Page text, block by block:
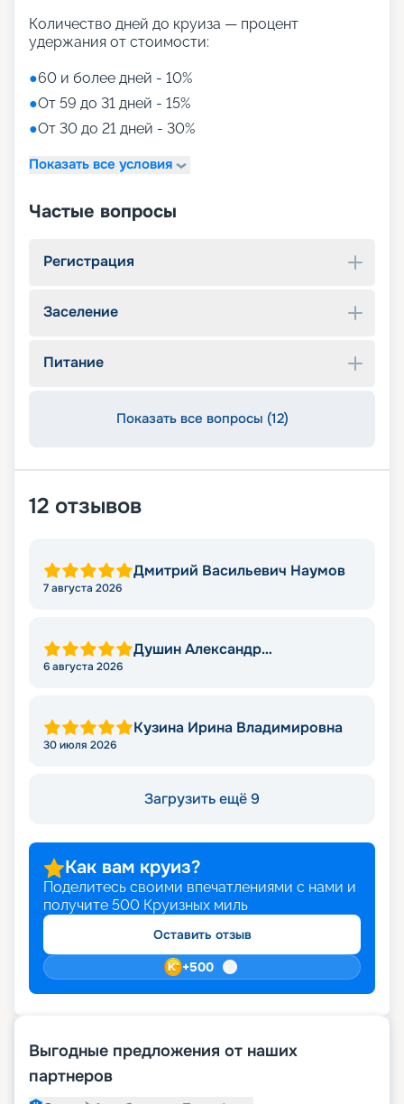
Количество дней до круиза — процент
удержания от стоимости:
●60 и более дней - 10%
●От 59 до 31 дней - 15%
●От 30 до 21 дней - 30%
Показать все условия
Частые вопросы
Регистрация
Заселение
Питание
Показать все вопросы (12)
12 отзывов
Дмитрий Васильевич Наумов
7 августа 2026
Душин Александр
Александрович
6 августа 2026
Кузина Ирина Владимировна
30 июля 2026
Загрузить ещё 9
Как вам круиз?
Поделитесь своими впечатлениями с нами и
получите 500 Круизных миль
Оставить отзыв
+500
Выгодные предложения от наших
партнеров